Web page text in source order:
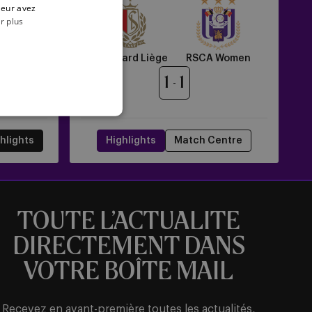
Standard Liège
1 1
RSCA Women
Highlights Match Centre
TOUTE L’ACTUALITE
DIRECTEMENT DANS
VOTRE BOÎTE MAIL
Recevez en avant-première toutes les actualités,
avez
plus